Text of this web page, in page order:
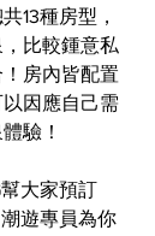
13種房型，
比較鍾意私
房內皆配置
因應自己需
驗！
大家預訂
遊專員為你